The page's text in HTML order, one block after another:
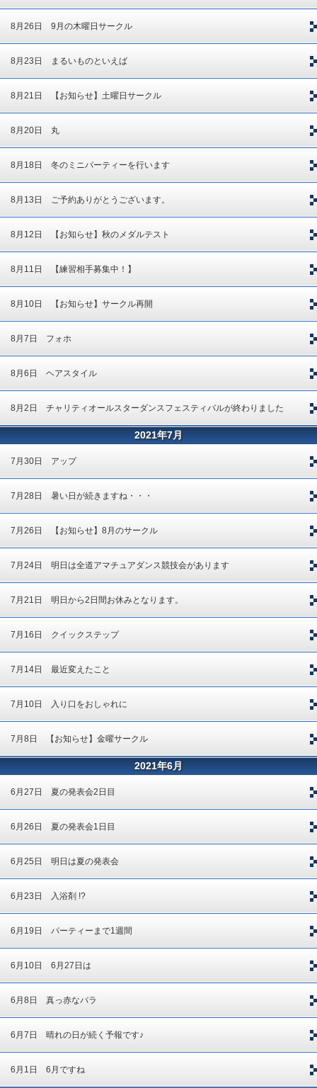
8月26日 9月の木曜日サークル
8月23日 まるいものといえば
8月21日 【お知らせ】土曜日サークル
8月20日 丸
8月18日 冬のミニパーティーを行います
8月13日 ご予約ありがとうございます。
8月12日 【お知らせ】秋のメダルテスト
8月11日 【練習相手募集中！】
8月10日 【お知らせ】サークル再開
8月7日 フォホ
8月6日 ヘアスタイル
8月2日 チャリティオールスターダンスフェスティバルが終わりました
2021年7月
7月30日 アップ
7月28日 暑い日が続きますね・・・
7月26日 【お知らせ】8月のサークル
7月24日 明日は全道アマチュアダンス競技会があります
7月21日 明日から2日間お休みとなります。
7月16日 クイックステップ
7月14日 最近変えたこと
7月10日 入り口をおしゃれに
7月8日 【お知らせ】金曜サークル
2021年6月
6月27日 夏の発表会2日目
6月26日 夏の発表会1日目
6月25日 明日は夏の発表会
6月23日 入浴剤 !?
6月19日 パーティーまで1週間
6月10日 6月27日は
6月8日 真っ赤なバラ
6月7日 晴れの日が続く予報です♪
6月1日 6月ですね